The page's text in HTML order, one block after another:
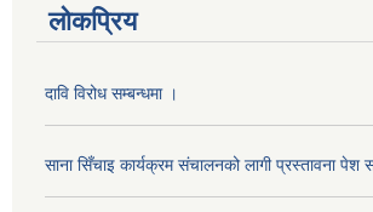
लोकप्रिय
दावि विरोध सम्बन्धमा ।
साना सिँचाइ कार्यक्रम संचालनको लागी प्रस्तावना पेश